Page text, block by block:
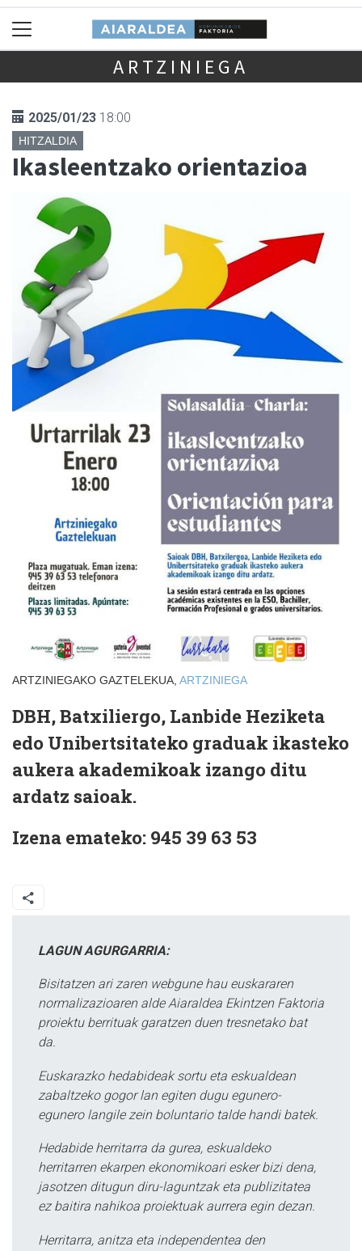
ARTZINIEGA
2025/01/23 18:00
HITZALDIA
Ikasleentzako orientazioa
ARTZINIEGAKO GAZTELEKUA, ARTZINIEGA
DBH, Batxiliergo, Lanbide Heziketa
edo Unibertsitateko graduak ikasteko
aukera akademikoak izango ditu
ardatz saioak.
Izena emateko: 945 39 63 53
LAGUN AGURGARRIA:
Bisitatzen ari zaren webgune hau euskararen
normalizazioaren alde Aiaraldea Ekintzen Faktoria
proiektu berrituak garatzen duen tresnetako bat
da.
Euskarazko hedabideak sortu eta eskualdean
zabaltzeko gogor lan egiten dugu egunero-
egunero langile zein boluntario talde handi batek.
Hedabide herritarra da gurea, eskualdeko
herritarren ekarpen ekonomikoari esker bizi dena,
jasotzen ditugun diru-laguntzak eta publizitatea
ez baitira nahikoa proiektuak aurrera egin dezan.
Herritarra, anitza eta independentea den